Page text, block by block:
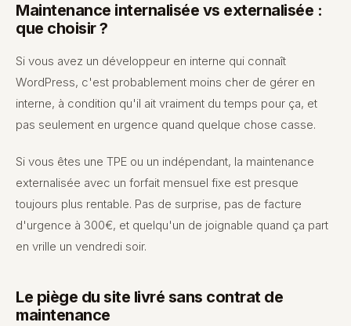
Maintenance internalisée vs externalisée :
que choisir ?
Si vous avez un développeur en interne qui connaît
WordPress, c'est probablement moins cher de gérer en
interne, à condition qu'il ait vraiment du temps pour ça, et
pas seulement en urgence quand quelque chose casse.
Si vous êtes une TPE ou un indépendant, la maintenance
externalisée avec un forfait mensuel fixe est presque
toujours plus rentable. Pas de surprise, pas de facture
d'urgence à 300€, et quelqu'un de joignable quand ça part
en vrille un vendredi soir.
Le piège du site livré sans contrat de
maintenance